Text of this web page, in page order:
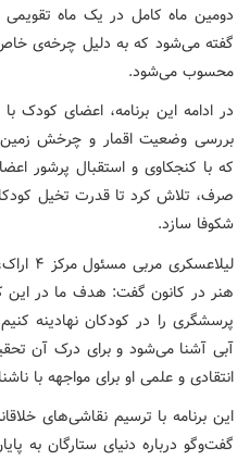
دومین ماه کامل در یک ماه
گفته می‌شود که به دلیل چرخه‌ی
محسوب می‌شود.
در ادامه این برنامه، اعضای
بررسی وضعیت اقمار و چرخش زمین
که با کنجکاوی و استقبال پرشور اعضا
صرف، تلاش کرد تا قدرت تخیل
شکوفا سازد.
هنر در کانون گفت: هدف ما در این
پرسشگری را در کودکان نهادینه
آبی آشنا می‌شود و برای درک آن
انتقادی و علمی او برای مواجهه با
این برنامه با ترسیم نقاشی‌های
گفت‌وگو درباره دنیای ستارگان به